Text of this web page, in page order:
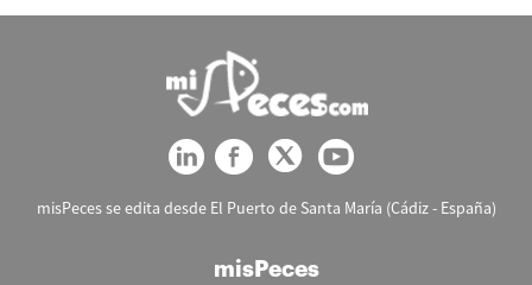
misPeces se edita desde El Puerto de Santa María (Cádiz - España)
misPeces